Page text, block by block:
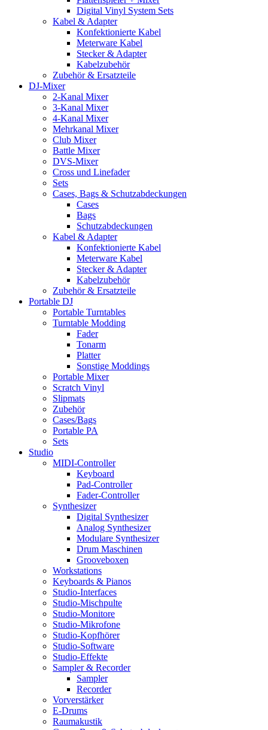
Digital Vinyl System Sets
Kabel & Adapter
Konfektionierte Kabel
Meterware Kabel
Stecker & Adapter
Kabelzubehör
Zubehör & Ersatzteile
DJ-Mixer
2-Kanal Mixer
3-Kanal Mixer
4-Kanal Mixer
Mehrkanal Mixer
Club Mixer
Battle Mixer
DVS-Mixer
Cross und Linefader
Sets
Cases, Bags & Schutzabdeckungen
Cases
Bags
Schutzabdeckungen
Kabel & Adapter
Konfektionierte Kabel
Meterware Kabel
Stecker & Adapter
Kabelzubehör
Zubehör & Ersatzteile
Portable DJ
Portable Turntables
Turntable Modding
Fader
Tonarm
Platter
Sonstige Moddings
Portable Mixer
Scratch Vinyl
Slipmats
Zubehör
Cases/Bags
Portable PA
Sets
Studio
MIDI-Controller
Keyboard
Pad-Controller
Fader-Controller
Synthesizer
Digital Synthesizer
Analog Synthesizer
Modulare Synthesizer
Drum Maschinen
Grooveboxen
Workstations
Keyboards & Pianos
Studio-Interfaces
Studio-Mischpulte
Studio-Monitore
Studio-Mikrofone
Studio-Kopfhörer
Studio-Software
Studio-Effekte
Sampler & Recorder
Sampler
Recorder
Vorverstärker
E-Drums
Raumakustik